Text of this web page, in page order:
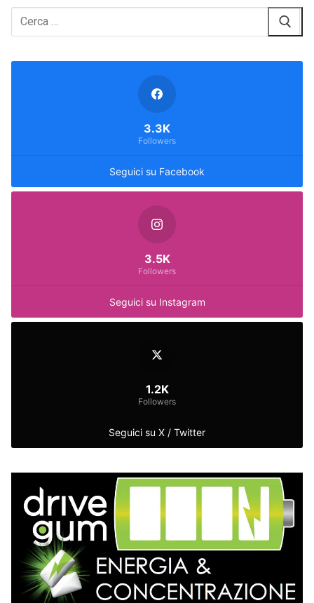
Cerca:
Seguici su Facebook
3.3K
Followers
Seguici su Instagram
3.5K
Followers
Seguici su X / Twitter
1.2K
Followers